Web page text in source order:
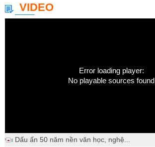
VIDEO
Error loading player:
No playable sources found
Dấu ấn 50 năm nền văn học, nghệ...